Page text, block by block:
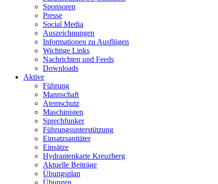
Sponsoren
Presse
Social Media
Auszeichnungen
Informationen zu Ausflügen
Wichtige Links
Nachrichten und Feeds
Downloads
Aktive
Führung
Mannschaft
Atemschutz
Maschinisten
Sprechfunker
Führungsunterstützung
Einsatzsanitäter
Einsätze
Hydrantenkarte Kreuzberg
Aktuelle Beiträge
Übungsplan
Übungen